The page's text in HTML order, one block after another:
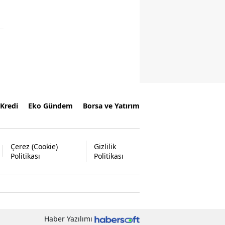
Kredi Eko Gündem Borsa ve Yatırım
Çerez (Cookie)
Politikası
Gizlilik
Politikası
Haber Yazılımı